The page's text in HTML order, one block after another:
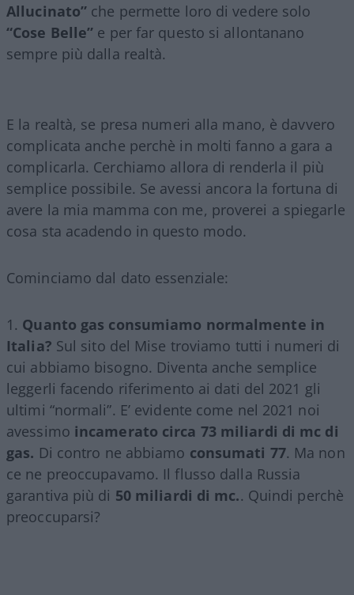
Allucinato” che permette loro di vedere solo
“Cose Belle” e per far questo si allontanano
sempre più dalla realtà.
E la realtà, se presa numeri alla mano, è davvero
complicata anche perchè in molti fanno a gara a
complicarla. Cerchiamo allora di renderla il più
semplice possibile. Se avessi ancora la fortuna di
avere la mia mamma con me, proverei a spiegarle
cosa sta acadendo in questo modo.
Cominciamo dal dato essenziale:
Quanto gas consumiamo normalmente in
Italia? Sul sito del Mise troviamo tutti i numeri di
cui abbiamo bisogno. Diventa anche semplice
leggerli facendo riferimento ai dati del 2021 gli
ultimi “normali”. E’ evidente come nel 2021 noi
avessimo incamerato circa 73 miliardi di mc di
gas. Di contro ne abbiamo consumati 77. Ma non
ce ne preoccupavamo. Il flusso dalla Russia
garantiva più di 50 miliardi di mc.. Quindi perchè
preoccuparsi?